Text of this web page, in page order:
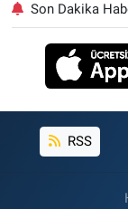
Son Dakika
RSS